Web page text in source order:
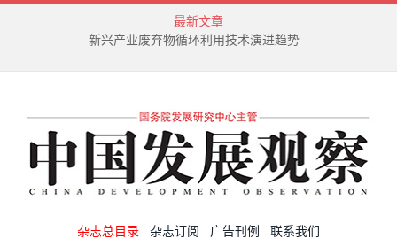
最新文章
新兴产业废弃物循环利用技术演进趋势
杂志总目录 杂志订阅 广告刊例 联系我们